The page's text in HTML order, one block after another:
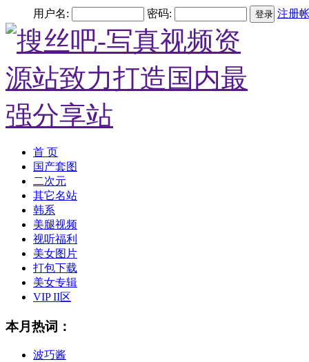
用户名: 密码: 登录 注册
首 页
国产套图
二次元
其它名站
韩系
美腿视频
视听福利
美女图片
打包下载
美女专辑
VIP II区
本月热词：
波巧酱